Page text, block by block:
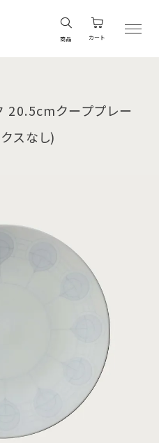
商品 カート
20.5cmクーププレー
スなし)